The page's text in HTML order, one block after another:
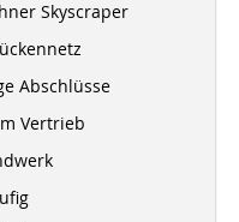
Skyscraper
Abschlüsse
Vertrieb